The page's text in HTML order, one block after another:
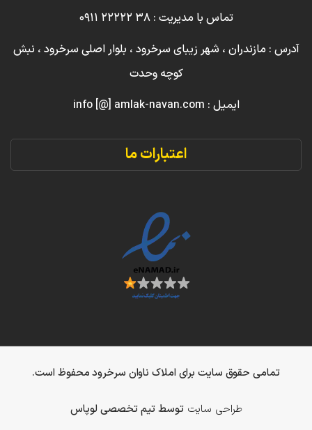
تماس با مدیریت : ۳۸ ۲۲۲۲۲ ۰۹۱۱
آدرس : مازندران ، شهر زیبای سرخرود ، بلوار اصلی سرخرود ، نبش
کوچه وحدت
ایمیل : info [@] amlak-navan.com
اعتبارات ما
تمامی حقوق سایت برای املاک ناوان سرخرود محفوظ است.
طراحی سایتتوسط تیم تخصصی لوپاس